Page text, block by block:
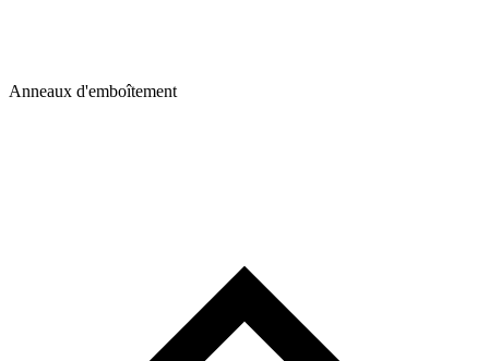
Anneaux d'emboîtement